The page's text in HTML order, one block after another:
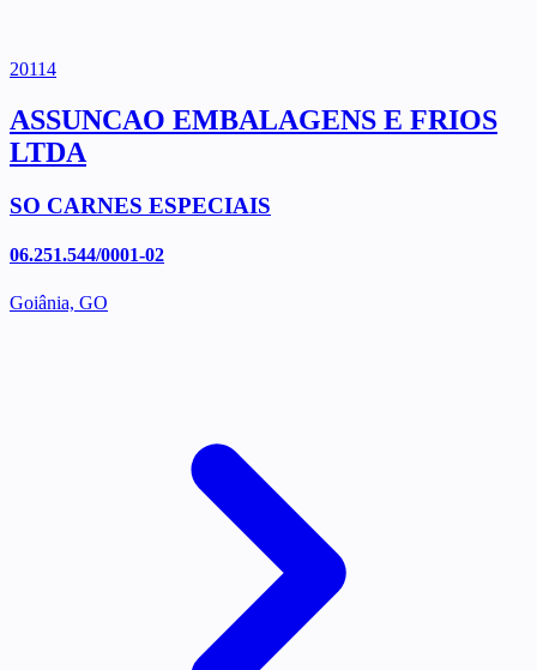
20114
ASSUNCAO EMBALAGENS E FRIOS
LTDA
SO CARNES ESPECIAIS
06.251.544/0001-02
Goiânia, GO